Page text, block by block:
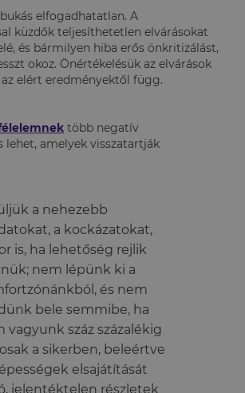
elfogadhatatlan. A
küzdők teljesíthetetlen elvárásokat
és bármilyen hiba erős önkritizálást,
okoz. Önértékelésük az elvárások
elért eredményektől függ.
több negatív
lehet, amelyek visszatartják
a nehezebb
a kockázatokat,
is, ha lehetőség rejlik
nem lépünk ki a
és nem
bele semmibe, ha
vagyunk száz százalékig
a sikerben, beleértve
elsajátítását
jelentéktelen részletek